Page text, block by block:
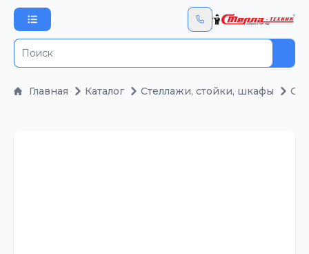
Главная Каталог Стеллажи, стойки, шкафы